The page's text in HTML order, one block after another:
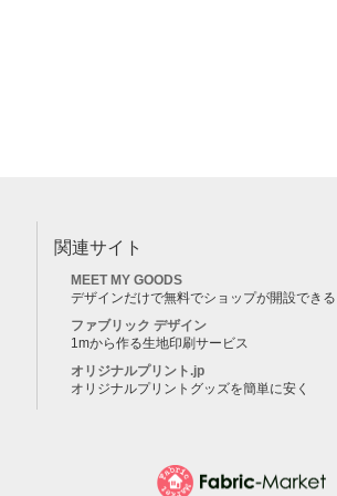
関連サイト
MEET MY GOODS
デザインだけで無料でショップが開設できる
ファブリック デザイン
1mから作る生地印刷サービス
オリジナルプリント.jp
オリジナルプリントグッズを簡単に安く